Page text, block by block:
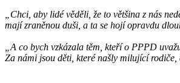
„Chci, aby lidé věděli, že to většina z nás
mají zraněnou duši, a ta se hojí opravdu
„A co bych vzkázala těm, kteří o PPPD
Za námi jsou děti, které našly milující